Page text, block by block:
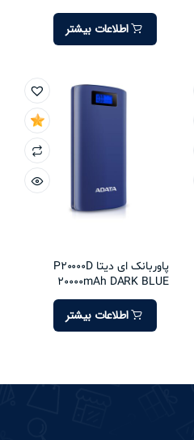
اطلاعات بیشتر
پاوربانک ای دیتا P20000D
20000mAh DARK BLUE
اطلاعات بیشتر